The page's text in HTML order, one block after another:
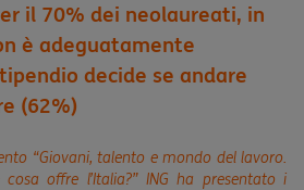
il 70% dei neolaureati, in
è adeguatamente
decide se andare
(62%)
“Giovani, talento e mondo del lavoro.
offre l’Italia?” ING ha presentato i